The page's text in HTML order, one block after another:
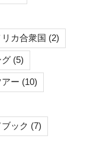
リカ合衆国 (2)
グ (5)
ー (10)
ック (7)